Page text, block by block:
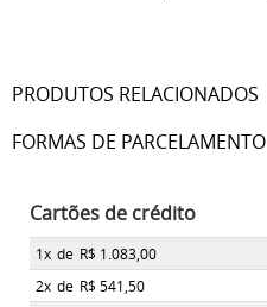
PRODUTOS RELACIONADOS
FORMAS DE PARCELAMENTO
Cartões de crédito
1x de R$ 1.083,00
2x de R$ 541,50